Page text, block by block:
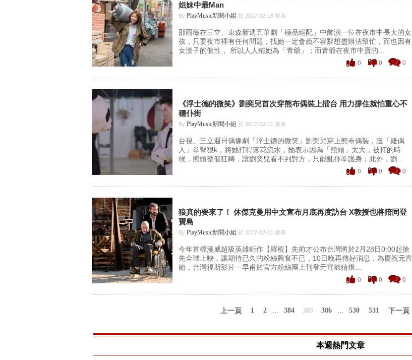
姐妹中最Man
By PlayMusic新聞小組 於 2017-02-16 發表
邵雨薇在三立、東森新週五華劇「極品絕配」中飾演一位在夜市中長大的女
孩，只要夜市裡有任何問題，找她一定會義不容辭想盡辦法幫忙，而也因有
女漢子的個性， 所以人人稱她為「青爺」；而青爺在夜市中賣的...
0 0 0
《浮士德的微笑》劉奕兒首次穿熊布偶裝上擂台 用力撐住就怕重心不
穩仆街
By PlayMusic新聞小組 於 2017-02-11 發表
台視、三立週日偶像劇「浮士德的微笑」劉奕兒穿上熊布偶裝，遭「雞偶
人」拳擊狠k，將她打得落花流水，她表示因為「熊頭」太大，被打的時
候，熊頭整個狂轉，讓劉奕兒看不到對方，只能亂揮拳護身；此外，劉...
0 0 0
狼真的要來了！ 休傑克曼用中文宣布月底再度訪台 X教授也將陪同登
寶島
By PlayMusic新聞小組 於 2017-02-11 發表
今年首檔漫威超級英雄鉅作【羅根】先前才公布台灣將於2月28日0:00起搶
先全球上映，讓期待已久的粉絲興奮不已，10日晚再傳好消息，為慶祝元宵
節，台灣福斯影片一早甫於官方粉絲團上刊登元宵節猜燈...
0 0 0
上一頁 1 2 ... 384 385 386 ... 530 531 下一頁
本週熱門文章